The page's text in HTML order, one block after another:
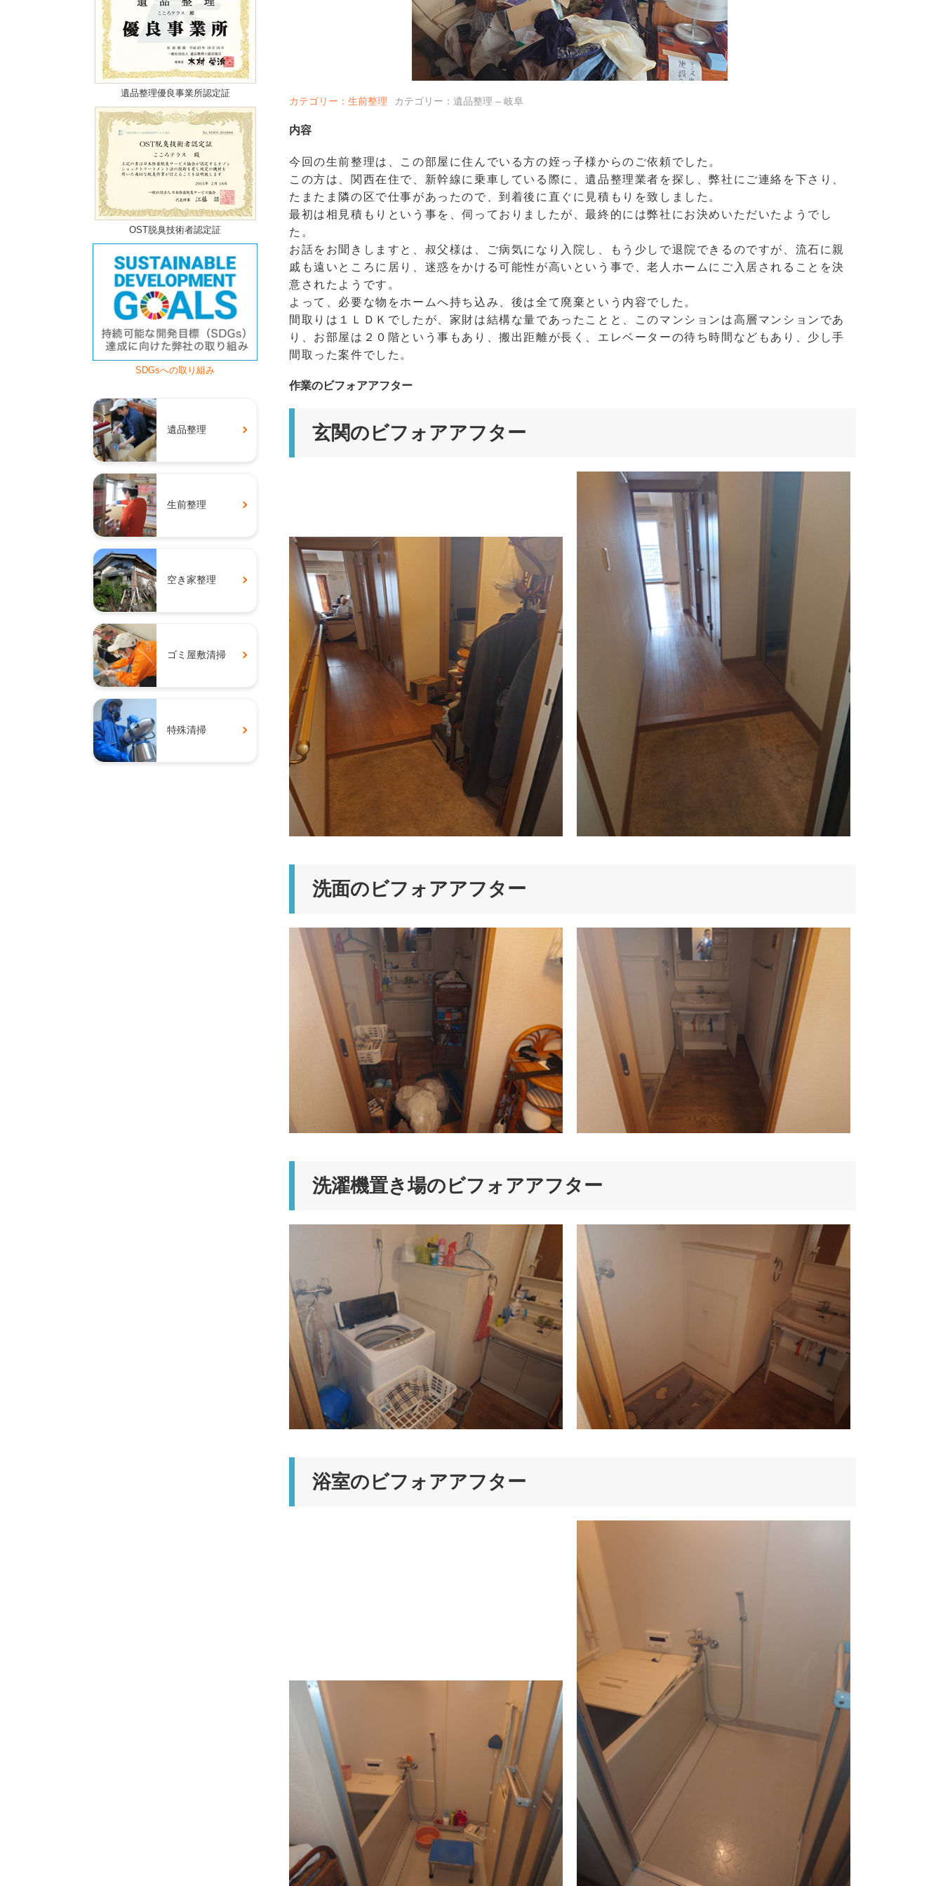
カテゴリー：生前整理 カテゴリー：遺品整理 – 岐阜
内容
今回の生前整理は、この部屋に住んでいる方の姪っ子様からのご依頼でした。
この方は、関西在住で、新幹線に乗車している際に、遺品整理業者を探し、弊社にご連絡を下さり、
たまたま隣の区で仕事があったので、到着後に直ぐに見積もりを致しました。
最初は相見積もりという事を、伺っておりましたが、最終的には弊社にお決めいただいたようでし
た。
お話をお聞きしますと、叔父様は、ご病気になり入院し、もう少しで退院できるのですが、流石に親
戚も遠いところに居り、迷惑をかける可能性が高いという事で、老人ホームにご入居されることを決
意されたようです。
よって、必要な物をホームへ持ち込み、後は全て廃棄という内容でした。
間取りは１ＬＤＫでしたが、家財は結構な量であったことと、このマンションは高層マンションであ
り、お部屋は２０階という事もあり、搬出距離が長く、エレベーターの待ち時間などもあり、少し手
間取った案件でした。
作業のビフォアアフター
玄関のビフォアアフター
洗面のビフォアアフター
洗濯機置き場のビフォアアフター
浴室のビフォアアフター
遺品整理優良事業所認定証
OST脱臭技術者認定証
SDGsへの取り組み
遺品整理
生前整理
空き家整理
ゴミ屋敷清掃
特殊清掃